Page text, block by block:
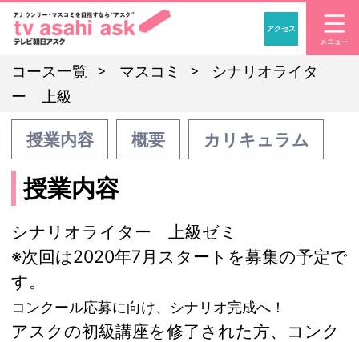
「アナウンサー・マ
アクセス
コース一覧 マスコミ
シナリオライタ
ー 上級
授業内容 概要 カリキュラム
授業内容
シナリオライター 上級ゼミ
※次回は2020年7月スタートを募集の予定で
す。
コンクール応募に向け、シナリオ完成へ！
アスクの初級講座を修了された方、コンク